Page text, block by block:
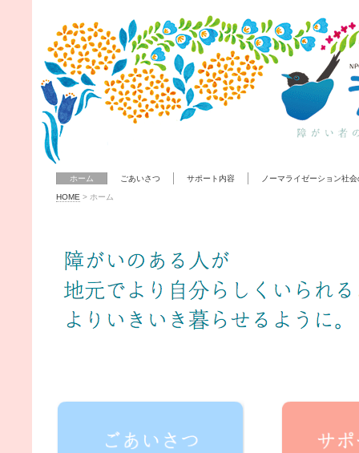
ホーム ごあいさつ サポート内容 ノーマライゼーション社
HOME > ホーム